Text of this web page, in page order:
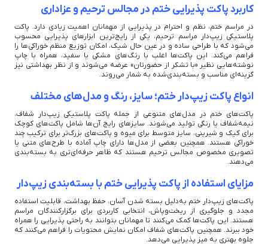
کاربرد پاکت پذیرایی ختم در مجالس ترحیم و عزاداری
در مراسم ختم، نظم و احترام در پذیرایی از مهمانان اهمیت زیادی دارد. پاکت
پلاستیکی زیپ‌دار مراسم ترحیم، یکی از رایج‌ترین ابزارهای پذیرایی محسوب
می‌شود که با طراحی ساده و در عین حال شیک، امکان توزیع منظم خوراکی‌ها را
فراهم می‌کند. این پاکت‌ها اغلب با رنگ‌های مشکی یا سفید، همراه با چاپ
نوشته‌هایی نظیر «با تشکر از حضورتان» عرضه می‌شوند و از نظر بهداشتی نیز
گزینه‌ای مناسب و بسته‌بندی‌شده به شمار می‌روند.
انواع پاکت زیپ‌دار ختم؛ سایز، رنگ و مدل‌های مختلف
پاکت‌های ختم در مدل‌های متنوعی از جمله پاکت پلاستیکی زیپ‌دار شفاف،
نیمه‌شفاف یا رنگی تولید می‌شوند. سایزهای رایج آن‌ها شامل پاکت‌های کوچک
برای کیک و شیرینی، سایز متوسط برای میوه و پاکت‌های بزرگ‌تر برای ترکیب چند
خوراکی هستند. همچنین بعضی از مدل‌ها دارای چاپ آماده با طرح‌های متنی یا
تصویری مخصوص مجالس ترحیم هستند که ظاهر حرفه‌ای‌تری به بسته‌بندی
می‌دهند.
مزایای استفاده از پاکت پذیرایی ختم با بسته‌بندی زیپ‌دار
پاکت‌های زیپ‌دار ختم به‌دلیل بسته شدن آسان، حفظ بهداشت، قابلیت استفاده
مجدد و جلوگیری از ریخت‌و‌پاش، انتخابی کاربردی برای برگزارکنندگان مراسم
هستند. این پاکت‌ها کمک می‌کنند تا مهمانان بتوانند به راحتی پذیرایی را همراه
خود ببرند. همچنین پاکت‌های شفاف امکان نمایش محتویات را فراهم می‌کنند که
جلوه بهتری به میز پذیرایی می‌دهد.